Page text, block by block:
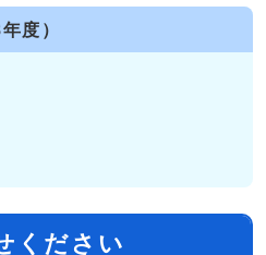
度）
ください